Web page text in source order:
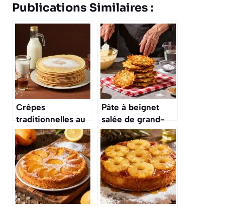
Publications Similaires :
Crêpes
traditionnelles au
rhum de grand-
mère : la recette
inratable
Pâte à beignet
salée de grand-
mère : la recette
inratable